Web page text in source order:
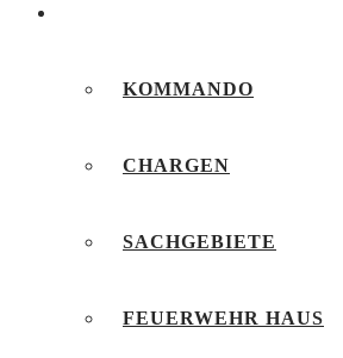
KOMMANDO
CHARGEN
SACHGEBIETE
FEUERWEHR HAUS